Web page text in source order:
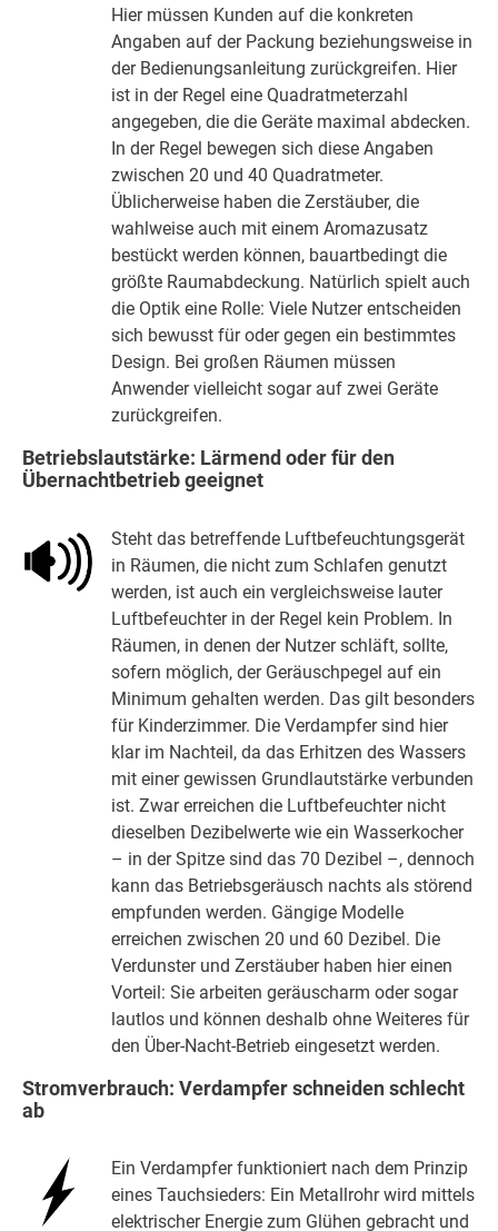
Hier müssen Kunden auf die konkreten
Angaben auf der Packung beziehungsweise in
der Bedienungsanleitung zurückgreifen. Hier
ist in der Regel eine Quadratmeterzahl
angegeben, die die Geräte maximal abdecken.
In der Regel bewegen sich diese Angaben
zwischen 20 und 40 Quadratmeter.
Üblicherweise haben die Zerstäuber, die
wahlweise auch mit einem Aromazusatz
bestückt werden können, bauartbedingt die
größte Raumabdeckung. Natürlich spielt auch
die Optik eine Rolle: Viele Nutzer entscheiden
sich bewusst für oder gegen ein bestimmtes
Design. Bei großen Räumen müssen
Anwender vielleicht sogar auf zwei Geräte
zurückgreifen.
Betriebslautstärke: Lärmend oder für den
Übernachtbetrieb geeignet
Steht das betreffende Luftbefeuchtungsgerät
in Räumen, die nicht zum Schlafen genutzt
werden, ist auch ein vergleichsweise lauter
Luftbefeuchter in der Regel kein Problem. In
Räumen, in denen der Nutzer schläft, sollte,
sofern möglich, der Geräuschpegel auf ein
Minimum gehalten werden. Das gilt besonders
für Kinderzimmer. Die Verdampfer sind hier
klar im Nachteil, da das Erhitzen des Wassers
mit einer gewissen Grundlautstärke verbunden
ist. Zwar erreichen die Luftbefeuchter nicht
dieselben Dezibelwerte wie ein Wasserkocher
– in der Spitze sind das 70 Dezibel –, dennoch
kann das Betriebsgeräusch nachts als störend
empfunden werden. Gängige Modelle
erreichen zwischen 20 und 60 Dezibel. Die
Verdunster und Zerstäuber haben hier einen
Vorteil: Sie arbeiten geräuscharm oder sogar
lautlos und können deshalb ohne Weiteres für
den Über-Nacht-Betrieb eingesetzt werden.
Stromverbrauch: Verdampfer schneiden schlecht
ab
Ein Verdampfer funktioniert nach dem Prinzip
eines Tauchsieders: Ein Metallrohr wird mittels
elektrischer Energie zum Glühen gebracht und